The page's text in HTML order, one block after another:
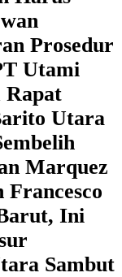
Prosedur
Utami
Rapat
Utara
Marquez
Francesco
Ini
Sambut